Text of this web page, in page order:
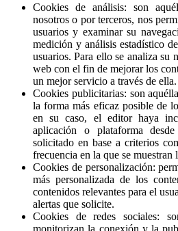
Cookies de análisis: son
nosotros o por terceros, nos
usuarios y examinar su
medición y análisis estadístico
usuarios. Para ello se analiza su
web con el fin de mejorar los
un mejor servicio a través de ella.
Cookies publicitarias: son
la forma más eficaz posible de
en su caso, el editor haya
aplicación o plataforma
solicitado en base a criterios
frecuencia en la que se muestran
Cookies de personalización:
más personalizada de los
contenidos relevantes para el
alertas que solicite.
Cookies de redes sociales:
monitorizan la conexión y la